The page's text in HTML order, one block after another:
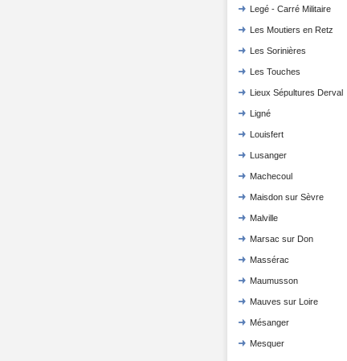
Legé - Carré Militaire
Les Moutiers en Retz
Les Sorinières
Les Touches
Lieux Sépultures Derval
Ligné
Louisfert
Lusanger
Machecoul
Maisdon sur Sèvre
Malville
Marsac sur Don
Massérac
Maumusson
Mauves sur Loire
Mésanger
Mesquer